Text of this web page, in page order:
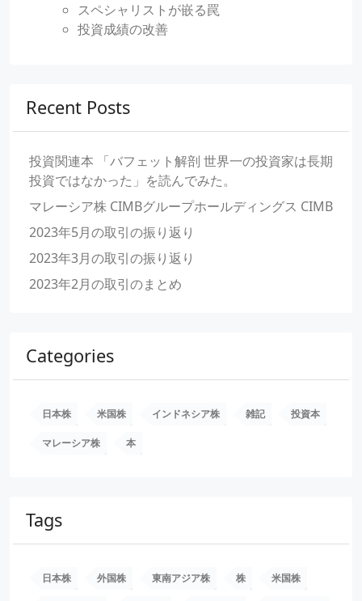
スペシャリストが嵌る罠
投資成績の改善
Recent Posts
投資関連本 「バフェット解剖 世界一の投資家は長期
投資ではなかった」を読んでみた。
マレーシア株 CIMBグループホールディングス CIMB
2023年5月の取引の振り返り
2023年3月の取引の振り返り
2023年2月の取引のまとめ
Categories
日本株 米国株 インドネシア株 雑記 投資本
マレーシア株 本
Tags
日本株 外国株 東南アジア株 株 米国株